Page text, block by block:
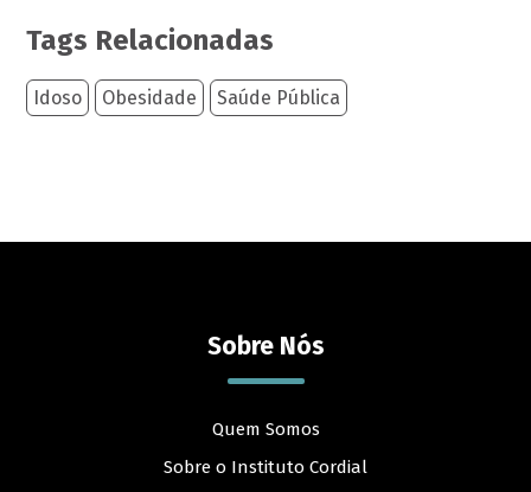
Tags Relacionadas
Idoso Obesidade Saúde Pública
Sobre Nós
Quem Somos
Sobre o Instituto Cordial